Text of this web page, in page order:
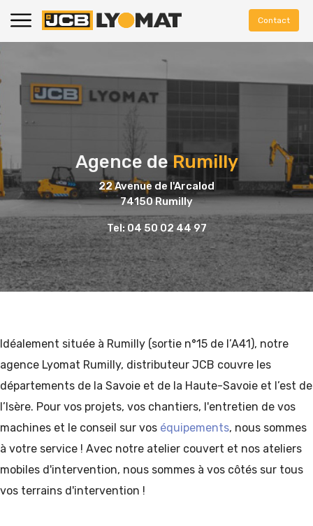
Contact
Agence deRumilly
22 Avenue de l'Arcalod
74150 Rumilly
Tel: 04 50 02 44 97
Idéalement située à Rumilly (sortie n°15 de l’A41), notre
agence Lyomat Rumilly, distributeur JCB couvre les
départements de la Savoie et de la Haute-Savoie et l’est de
l’Isère. Pour vos projets, vos chantiers, l'entretien de vos
machines et le conseil sur vos équipements, nous sommes
à votre service ! Avec notre atelier couvert et nos ateliers
mobiles d'intervention, nous sommes à vos côtés sur tous
vos terrains d'intervention !